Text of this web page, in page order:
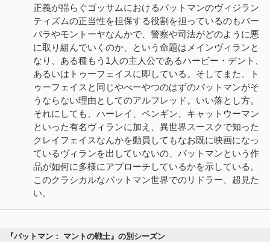
正義が揺らぐゴッサムにおけるバットマンのヴィジラン
ティズムの正当性を担保する役割を担っているのもバー
バラやモントーヤなんかで、警察や司法がどのように悪
に取り組んでいくのか、という命題はメインヴィランと
なり、ある種もう1人の主人公であるハービー・デント、
あるいはトゥーフェイスに即している。そしてまた、ト
ゥーフェイスと同じやべーやつのはずのバットマンがそ
うならない理由としてのアルフレッド。いい落とし方。
それにしても、ハーレイ、ペンギン、キャットウーマン
といった有名ヴィランに加え、異世界スースクで知った
クレイフェイスなんかを動員してもなお既に映画になっ
ているヴィランを出していないの、バットマンという作
品が如何に多様にアプローチしているかを示している。
このクラシカルなバットマン世界でのリドラー、超見た
い。
『バットマン： マントの戦士』の別シーズン